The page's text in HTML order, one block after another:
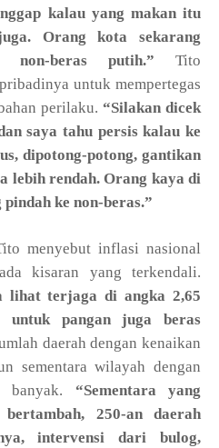
kalau yang makan itu
Orang kota sekarang
beras putih.” Tito
untuk mempertegas
perilaku. “Silakan dicek
saya tahu persis kalau ke
dipotong-potong, gantikan
lebih rendah. Orang kaya di
ke non-beras.”
menyebut inflasi nasional
kisaran yang terkendali.
lihat terjaga di angka 2,65
untuk pangan juga beras
daerah dengan kenaikan
sementara wilayah dengan
banyak. “Sementara yang
250-an daerah
intervensi dari bulog,